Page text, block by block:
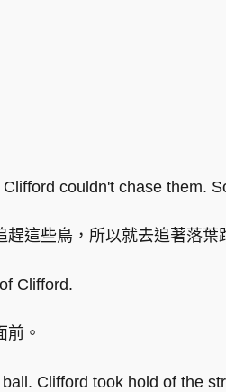
couldn't chase them.
這些鳥，所以就去追著落葉
Clifford.
。
Clifford took hold of the